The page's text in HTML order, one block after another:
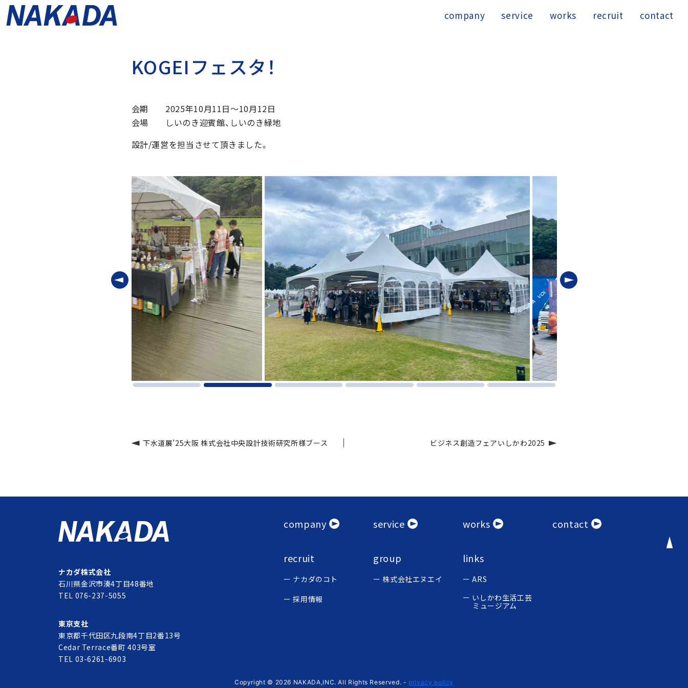
company service works recruit contact
KOGEIフェスタ ！
会期 2025年10月11日〜10月12日
会場 しいのき迎賓館、しいのき緑地
設計/運営を担当させて頂きました。
下水道展’25大阪 株式会社中央設計技術研究所様ブース ビジネス創造フェアいしかわ2025
ナカダ株式会社
石川県金沢市湊4丁目48番地
TEL 076-237-5055
東京支社
東京都千代田区九段南4丁目2番13号
Cedar Terrace番町 403号室
TEL 03-6261-6903
company service works contact
recruit
ナカダのコト
採用情報
group
株式会社エヌエイ
links
ARS
いしかわ生活工芸
ミュージアム
Copyright © 2026 NAKADA,INC. All Rights Reserved. - privacy policy